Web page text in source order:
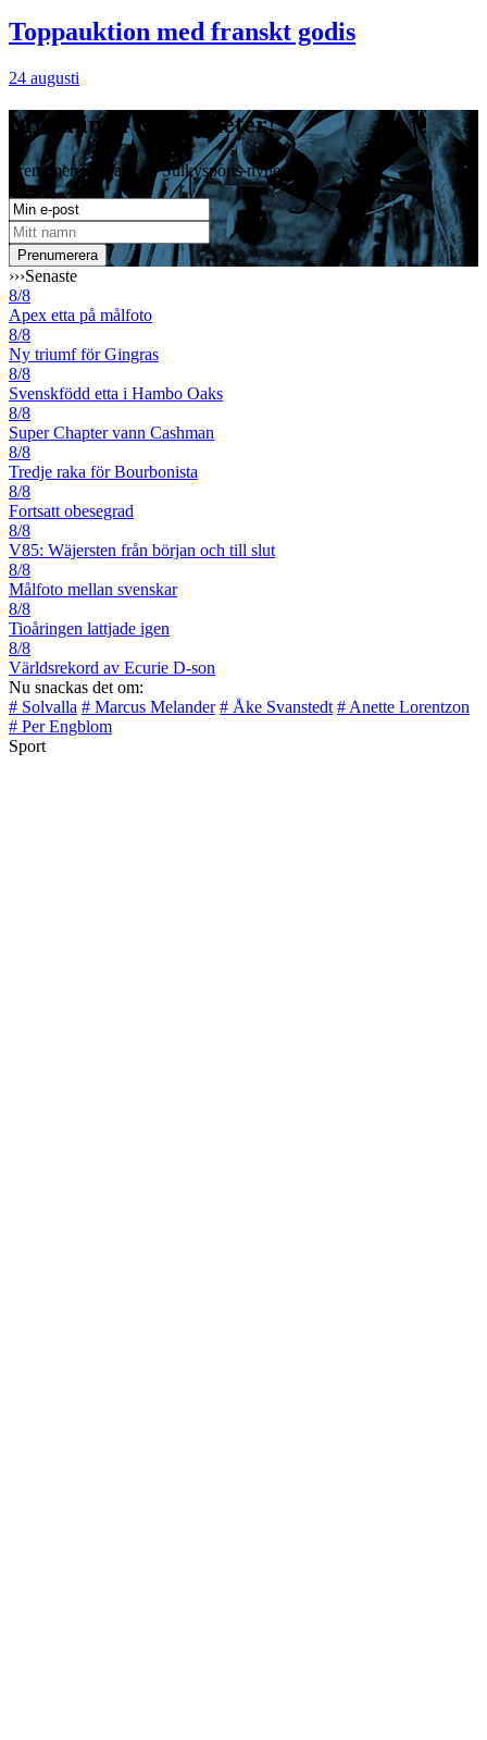
Toppauktion med franskt godis
24 augusti
Missa inga travnyheter!
Prenumerera gratis på Sulkysports nyhetsbrev
›››Senaste
8/8
Apex etta på målfoto
8/8
Ny triumf för Gingras
8/8
Svenskfödd etta i Hambo Oaks
8/8
Super Chapter vann Cashman
8/8
Tredje raka för Bourbonista
8/8
Fortsatt obesegrad
8/8
V85: Wäjersten från början och till slut
8/8
Målfoto mellan svenskar
8/8
Tioåringen lattjade igen
8/8
Världsrekord av Ecurie D-son
Nu snackas det om:
# Solvalla # Marcus Melander # Åke Svanstedt # Anette Lorentzon
# Per Engblom
Sport